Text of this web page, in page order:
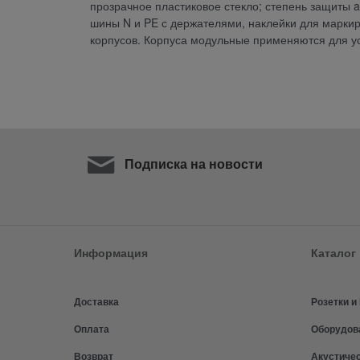
прозрачное пластиковое стекло; степень
шины N и PE с держателями, наклейки для
корпусов. Корпуса модульные применяются для
Подписка на новости
Информация
Доставка
Оплата
Возврат
Каталог
Розетки